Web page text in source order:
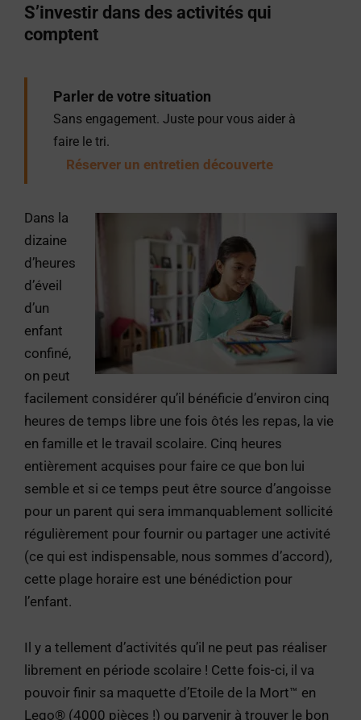
S’investir dans des activités qui
comptent
Parler de votre situation
Sans engagement. Juste pour vous aider à
faire le tri.
Réserver un entretien découverte
Dans la
dizaine
d’heures
d’éveil
d’un
enfant
confiné,
on peut
facilement considérer qu’il bénéficie d’environ cinq
heures de temps libre une fois ôtés les repas, la vie
en famille et le travail scolaire. Cinq heures
entièrement acquises pour faire ce que bon lui
semble et si ce temps peut être source d’angoisse
pour un parent qui sera immanquablement sollicité
régulièrement pour fournir ou partager une activité
(ce qui est indispensable, nous sommes d’accord),
cette plage horaire est une bénédiction pour
l’enfant.
Il y a tellement d’activités qu’il ne peut pas réaliser
librement en période scolaire ! Cette fois-ci, il va
pouvoir finir sa maquette d’Etoile de la Mort™ en
Lego® (4000 pièces !) ou parvenir à trouver le bon